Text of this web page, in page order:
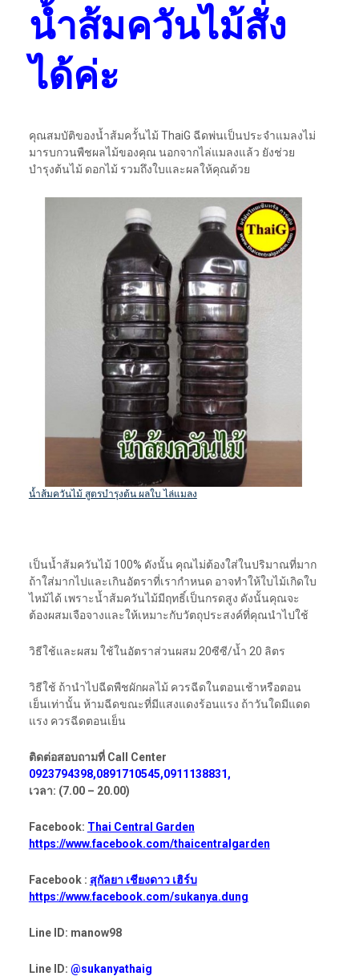
น้ำส้มควันไม้สั่ง
ได้ค่ะ
คุณสมบัติของน้ำส้มควั้นไม้ ThaiG ฉีดพ่นเป็นประจำแมลงไม่
มารบกวนพืชผลไม้ของคุณ นอกจากไล่แมลงแล้ว ยังช่วย
บำรุงต้นไม้ ดอกไม้ รวมถึงใบและผลให้คุณด้วย
น้ำส้มควันไม้ สูตรบำรุงต้น ผลใบ ไล่แมลง
เป็นน้ำส้มควันไม้ 100% ดังนั้น คุณไม่ต้องใส่ในปริมาณที่มาก
ถ้าใส่มากไปและเกินอัตราที่เรากำหนด อาจทำให้ใบไม้เกิดใบ
ไหม้ได้ เพราะน้ำส้มควันไม้มีฤทธิ์เป็นกรดสูง ดังนั้นคุณจะ
ต้องผสมเจือจางและให้เหมาะกับวัตถุประสงค์ที่คุณนำไปใช้
วิธีใช้และผสม ใช้ในอัตราส่วนผสม 20ซีซี/น้ำ 20 ลิตร
วิธีใช้ ถ้านำไปฉีดพืชผักผลไม้ ควรฉีดในตอนเช้าหรือตอน
เย็นเท่านั้น ห้ามฉีดขณะที่มีแสงแดงร้อนแรง ถ้าวันใดมีแดด
แรง ควรฉีดตอนเย็น
ติดต่อสอบถามที่ Call Center
0923794398,0891710545,0911138831,
เวลา: (7.00 – 20.00)
Facebook: Thai Central Garden
https://www.facebook.com/thaicentralgarden
Facebook : สุกัลยา เชียงดาว เฮิร์บ
https://www.facebook.com/sukanya.dung
Line ID: manow98
Line ID: @sukanyathaig